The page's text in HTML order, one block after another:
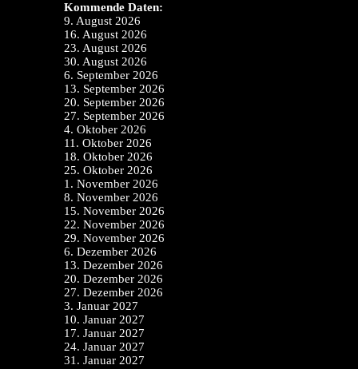
Kommende Daten:
9. August 2026
16. August 2026
23. August 2026
30. August 2026
6. September 2026
13. September 2026
20. September 2026
27. September 2026
4. Oktober 2026
11. Oktober 2026
18. Oktober 2026
25. Oktober 2026
1. November 2026
8. November 2026
15. November 2026
22. November 2026
29. November 2026
6. Dezember 2026
13. Dezember 2026
20. Dezember 2026
27. Dezember 2026
3. Januar 2027
10. Januar 2027
17. Januar 2027
24. Januar 2027
31. Januar 2027